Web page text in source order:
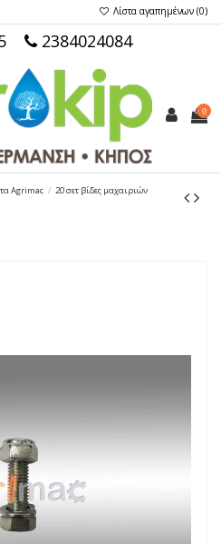
Λίστα αγαπημένων (0)
2384024084
0
Agrimac
20 σετ βίδες μαχαιριών